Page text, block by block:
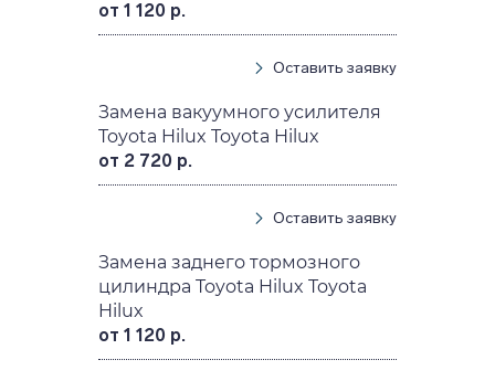
от 1 120 р.
Оставить заявку
Замена вакуумного усилителя
Toyota Hilux Toyota Hilux
от 2 720 р.
Оставить заявку
Замена заднего тормозного
цилиндра Toyota Hilux Toyota
Hilux
от 1 120 р.